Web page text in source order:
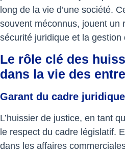
long de la vie d’une société.
souvent méconnus, jouent un
sécurité juridique et la gestion
Le rôle clé des
dans la vie des
Garant du cadre juridique
L’huissier de justice, en tant
le respect du cadre législatif.
dans les affaires